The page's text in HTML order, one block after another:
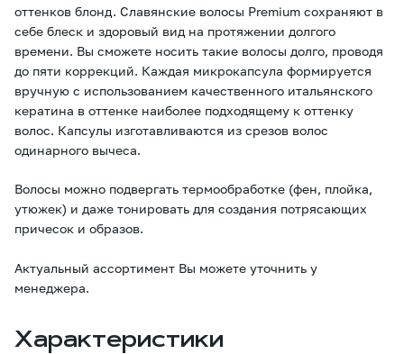
оттенков блонд. Славянские волосы Premium сохраняют в
себе блеск и здоровый вид на протяжении долгого
времени. Вы сможете носить такие волосы долго, проводя
до пяти коррекций. Каждая микрокапсула формируется
вручную с использованием качественного итальянского
кератина в оттенке наиболее подходящему к оттенку
волос. Капсулы изготавливаются из срезов волос
одинарного вычеса.
Волосы можно подвергать термообработке (фен, плойка,
утюжек) и даже тонировать для создания потрясающих
причесок и образов.
Актуальный ассортимент Вы можете уточнить у
менеджера.
Характеристики